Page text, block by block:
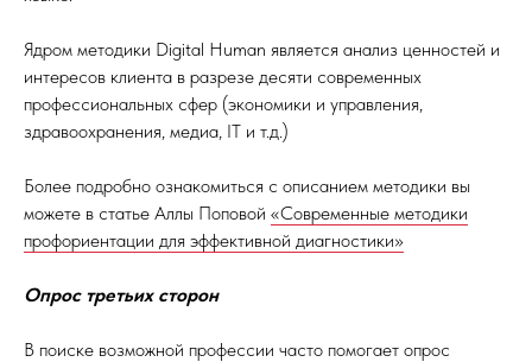
Ядром методики Digital Human является анализ ценностей и
интересов клиента в разрезе десяти современных
профессиональных сфер (экономики и управления,
здравоохранения, медиа, IT и т.д.)
Более подробно ознакомиться с описанием методики вы
можете в статье Аллы Поповой «Современные методики
профориентации для эффективной диагностики»
Опрос третьих сторон
В поиске возможной профессии часто помогает опрос